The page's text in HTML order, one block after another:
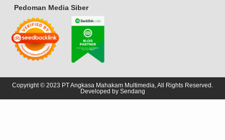
Pedoman Media Siber
Copyright © 2023 PT Angkasa Mahakam Multimedia, All Rights Reserved.
Developed by Sendang